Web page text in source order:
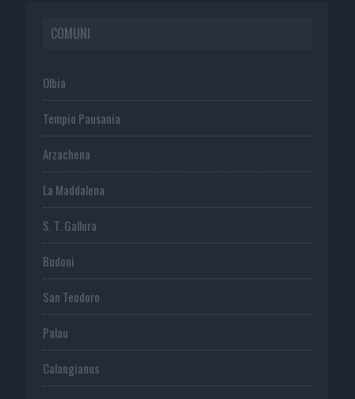
COMUNI
Olbia
Tempio Pausania
Arzachena
La Maddalena
S. T. Gallura
Budoni
San Teodoro
Palau
Calangianus